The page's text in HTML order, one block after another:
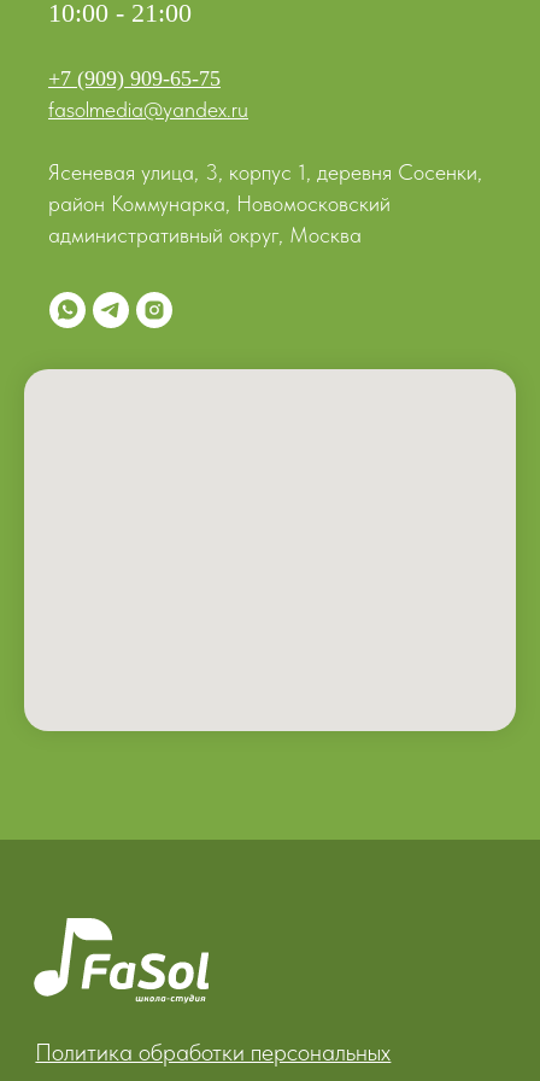
10:00 - 21:00
+7 (909) 909-65-75
fasolmedia@yandex.ru
Ясеневая улица, 3, корпус 1, деревня Сосенки,
район Коммунарка, Новомосковский
административный округ, Москва